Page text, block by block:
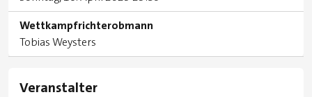
Wettkampfrichterobmann
Tobias Weysters
Veranstalter